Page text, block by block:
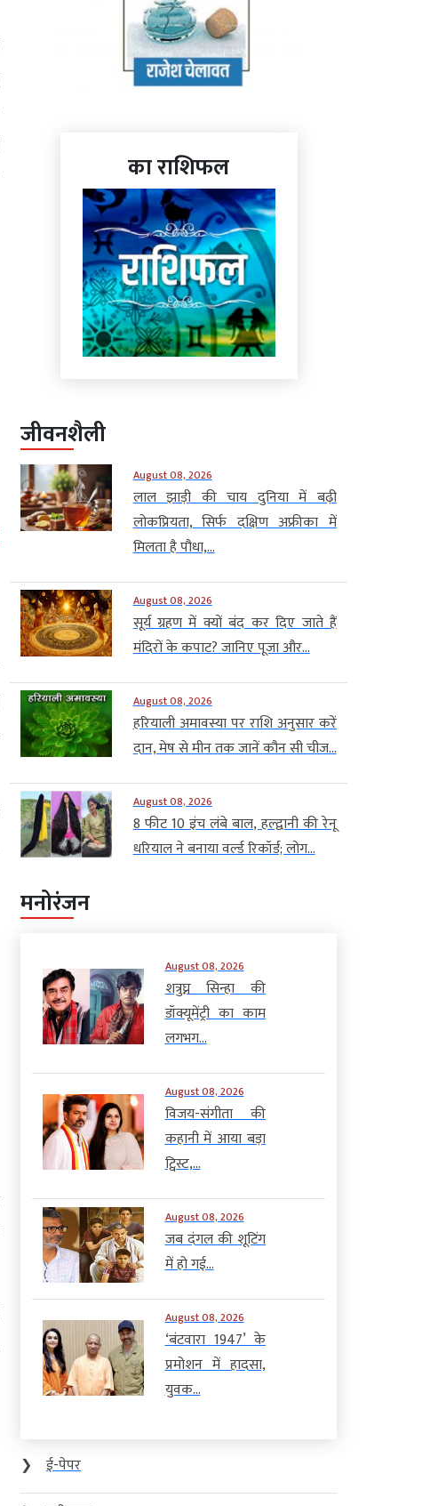
का राशिफल
जीवनशैली
August 08, 2026
लाल झाड़ी की चाय दुनिया में बढ़ी
लोकप्रियता, सिर्फ दक्षिण अफ्रीका में
मिलता है पौधा,...
August 08, 2026
सूर्य ग्रहण में क्यों बंद कर दिए जाते हैं
मंदिरों के कपाट? जानिए पूजा और...
August 08, 2026
हरियाली अमावस्या पर राशि अनुसार करें
दान, मेष से मीन तक जानें कौन सी चीज...
August 08, 2026
8 फीट 10 इंच लंबे बाल, हल्द्वानी की रेनू
धरियाल ने बनाया वर्ल्ड रिकॉर्ड; लोग...
मनोरंजन
August 08, 2026
शत्रुघ्न सिन्हा की
डॉक्यूमेंट्री का काम
लगभग...
August 08, 2026
विजय-संगीता की
कहानी में आया बड़ा
ट्विस्ट,...
August 08, 2026
जब दंगल की शूटिंग
में हो गई...
August 08, 2026
‘बंटवारा 1947’ के
प्रमोशन में हादसा,
युवक...
❯
ई-पेपर